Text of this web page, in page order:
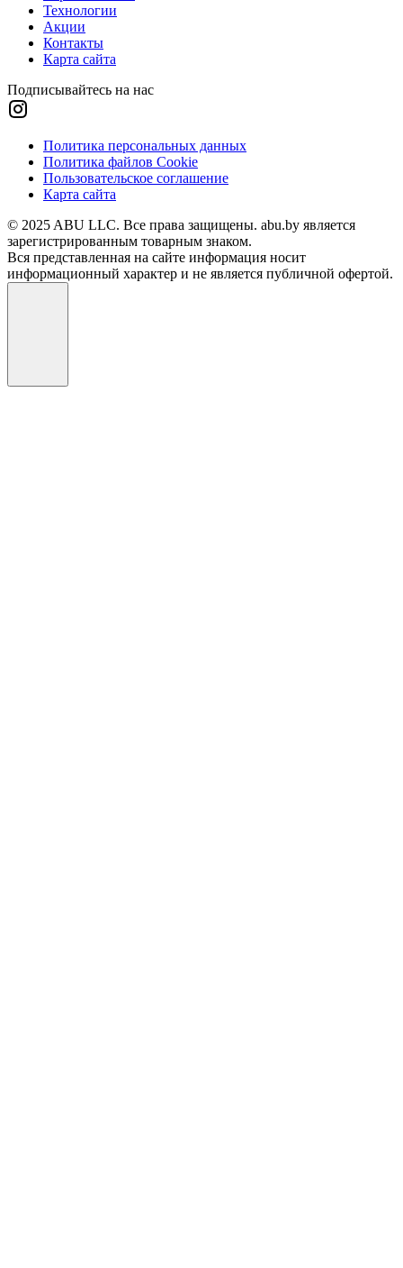
Технологии
Акции
Контакты
Карта сайта
Подписывайтесь на нас
Политика персональных данных
Политика файлов Cookie
Пользовательское соглашение
Карта сайта
© 2025 ABU LLC. Все права защищены. abu.by является
зарегистрированным товарным знаком.
Вся представленная на сайте информация носит
информационный характер и не является публичной офертой.